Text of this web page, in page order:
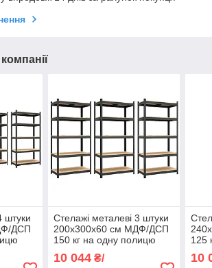
штуки
ДСП
Стелажі металеві 3 штуки
200х300х60 см МДФ/ДСП
150 кг на одну полицю
полиці (х3) комплект
10 044₴/
125
10